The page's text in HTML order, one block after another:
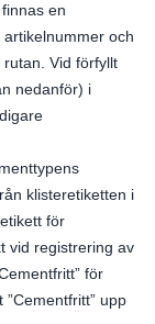
en
och
Vid förfyllt
nedanför) i
klisteretiketten i
för
vid registrering av
för
upp